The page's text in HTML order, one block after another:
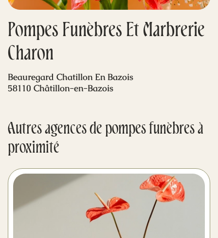
Blog
Pompes Funèbres Et Marbrerie
Charon
Beauregard Chatillon En Bazois
58110 Châtillon-en-Bazois
Autres agences de pompes funèbres à
proximité